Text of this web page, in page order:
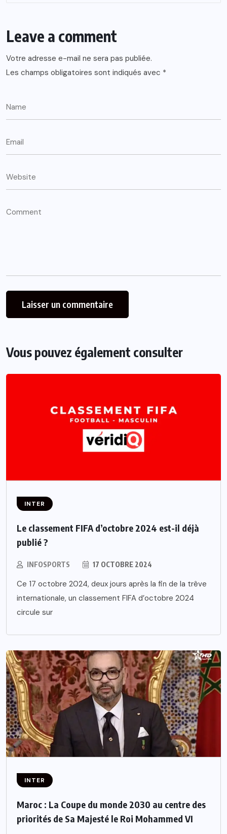
Leave a comment
Votre adresse e-mail ne sera pas publiée.
Les champs obligatoires sont indiqués avec *
Vous pouvez également consulter
INTER
Le classement FIFA d’octobre 2024 est-il déjà
publié ?
INFOSPORTS 17 OCTOBRE 2024
Ce 17 octobre 2024, deux jours après la fin de la trêve
internationale, un classement FIFA d’octobre 2024
circule sur
INTER
Maroc : La Coupe du monde 2030 au centre des
priorités de Sa Majesté le Roi Mohammed VI